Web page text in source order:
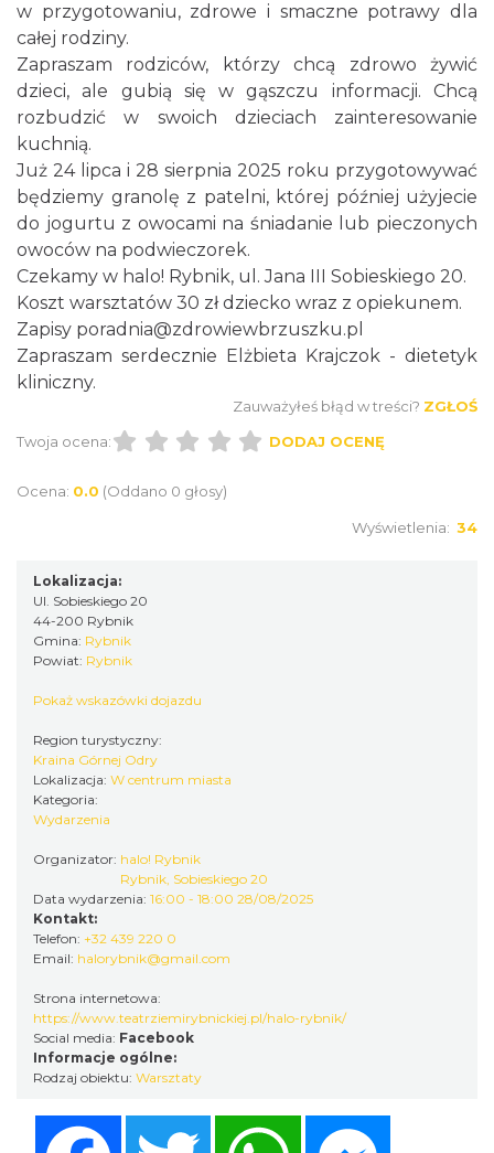
Spotkanie miłośników numizmatów
Rybnik
2026-08-08
0.00 km
Wakacyjne Warsztaty Malarskie "Rybnik -
miasto zieleni"
Rybnik
0.00 km
Coś z niczego - organizery z tektury, z
makramy...
Rybnik
0.00 km
DNI OTWARTE w teatrze NA PÓŁ i teatrze
POWROTÓW || REKRUTACJA NA SEZON
26/27
Rybnik
0.00 km
w przygotowaniu, zdrowe i smaczne potrawy dla
całej rodziny.
Zapraszam rodziców, którzy chcą zdrowo żywić
dzieci, ale gubią się w gąszczu informacji. Chcą
rozbudzić w swoich dzieciach zainteresowanie
kuchnią.
Już 24 lipca i 28 sierpnia 2025 roku przygotowywać
będziemy granolę z patelni, której później użyjecie
do jogurtu z owocami na śniadanie lub pieczonych
owoców na podwieczorek.
Czekamy w halo! Rybnik, ul. Jana III Sobieskiego 20.
Koszt warsztatów 30 zł dziecko wraz z opiekunem.
Zapisy poradnia@zdrowiewbrzuszku.pl
Zapraszam serdecznie Elżbieta Krajczok - dietetyk
kliniczny.
Zauważyłeś błąd w treści? ZGŁOŚ
Twoja ocena:
DODAJ OCENĘ
Ocena: 0.0 (Oddano 0 głosy)
Wyświetlenia: 34
Lokalizacja:
Ul. Sobieskiego 20
44-200 Rybnik
Gmina: Rybnik
Powiat: Rybnik
Pokaż wskazówki dojazdu
Region turystyczny:
Kraina Górnej Odry
Lokalizacja: W centrum miasta
Kategoria:
Wydarzenia
Organizator: halo! Rybnik
Rybnik, Sobieskiego 20
Data wydarzenia: 16:00 - 18:00 28/08/2025
Kontakt:
Telefon: +32 439 220 0
Email: halorybnik@gmail.com
Strona internetowa:
https://www.teatrziemirybnickiej.pl/halo-rybnik/
Social media: Facebook
Informacje ogólne:
Rodzaj obiektu: Warsztaty
Twitter WhatsApp